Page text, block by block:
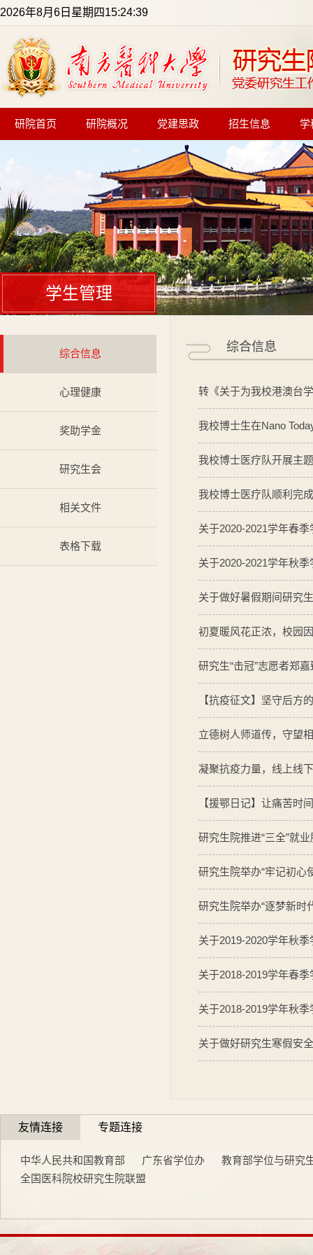
2026年8月6日星期四15:24:39
研院首页 研院概况 党建思政 招生信息 学
学生管理
综合信息
心理健康
奖助学金
研究生会
相关文件
表格下载
综合信息
转《关于为我校港澳台
我校博士生在Nano
我校博士医疗队开展主
我校博士医疗队顺利完
关于2020-2021学年春
关于2020-2021学年秋
关于做好暑假期间研究
初夏暖风花正浓，校园
研究生“击冠”志愿者郑嘉
【抗疫征文】坚守后
立德树人师道传，守望
凝聚抗疫力量，线上线
【援鄂日记】让痛苦时
研究生院推进“三全”就
研究生院举办“牢记初心
研究生院举办“逐梦新时
关于2019-2020学年秋
关于2018-2019学年春
关于2018-2019学年秋
关于做好研究生寒假安
友情连接 专题连接
中华人民共和国教育部 广东省学位办
教育部学位与研究
全国医科院校研究生院联盟